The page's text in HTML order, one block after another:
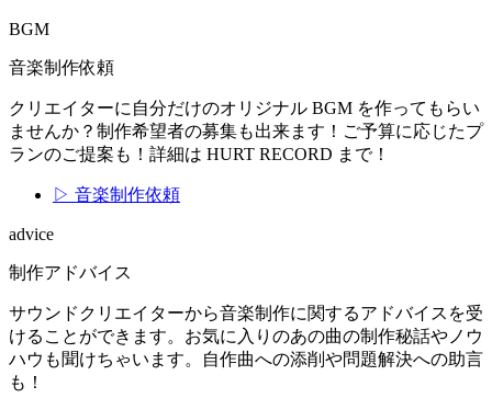
BGM
音楽制作依頼
クリエイターに自分だけのオリジナル BGM を作ってもらい
ませんか？制作希望者の募集も出来ます！ご予算に応じたプ
ランのご提案も！詳細は HURT RECORD まで！
▷ 音楽制作依頼
advice
制作アドバイス
サウンドクリエイターから音楽制作に関するアドバイスを受
けることができます。お気に入りのあの曲の制作秘話やノウ
ハウも聞けちゃいます。自作曲への添削や問題解決への助言
も！